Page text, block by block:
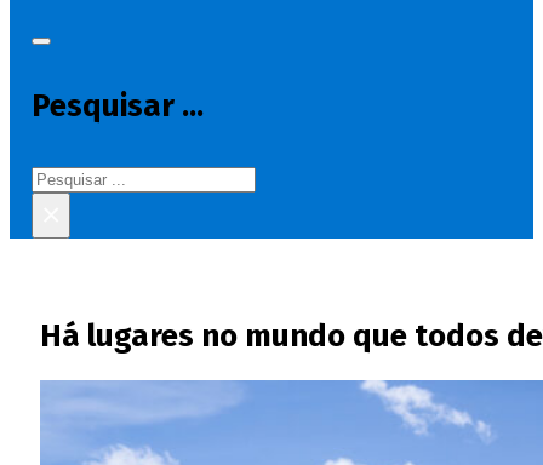
Pesquisar ...
Pesquisar
Há lugares no mundo que todos